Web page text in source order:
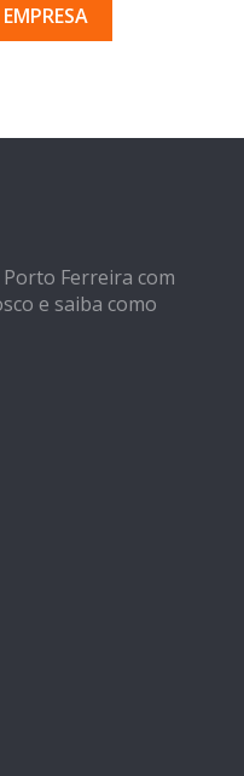
Ferreira com
e saiba como